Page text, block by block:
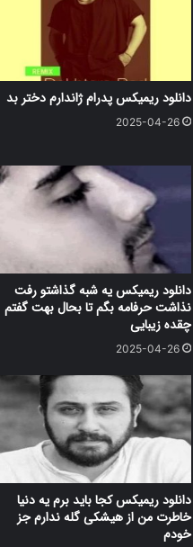
دانلود ریمیکس پدرام ژاندارم دختر بد
2025-04-26
دانلود ریمیکس یه شبه گذاشتو رفت
نذاشت حرفامه بگم تا بحال بهت گفتم
چقده زیبایی
2025-04-26
دانلود ریمیکس کجا باید برم یه دنیا
خاطرت من از هیشکی گله ندارم جز
خودم